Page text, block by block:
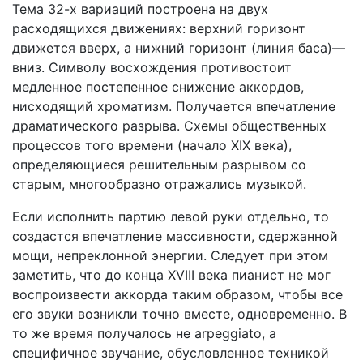
Тема 32-х вариаций построена на двух
расходящихся движениях: верхний горизонт
движется вверх, а нижний горизонт (линия баса)—
вниз. Символу восхождения противостоит
медленное постепенное снижение аккордов,
нисходящий хроматизм. Получается впечатление
драматического разрыва. Схемы общественных
процессов того времени (начало XIX века),
определяющиеся решительным разрывом со
старым, многообразно отражались музыкой.
Если исполнить партию левой руки отдельно, то
создастся впечатление массивности, сдержанной
мощи, непреклонной энергии. Следует при этом
заметить, что до конца XVIII века пианист не мог
воспроизвести аккорда таким образом, чтобы все
его звуки возникли точно вместе, одновременно. В
то же время получалось не arpeggiato, а
специфичное звучание, обусловленное техникой